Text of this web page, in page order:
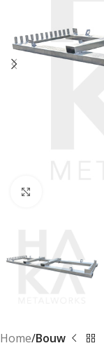
Home Bouw